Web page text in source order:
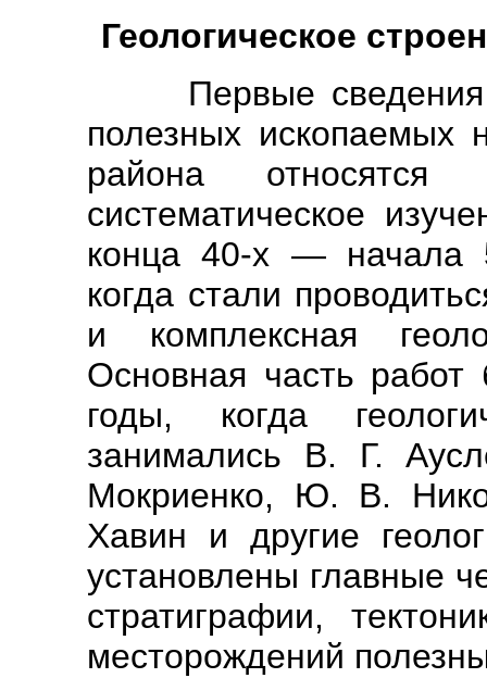
Геологическое
Первые сведения о
полезных ископаемых
района
систематическое
конца 40-х — начала
когда стали
и комплексная
Основная часть
годы, когда
занимались В. Г.
Мокриенко, Ю. В.
Хавин и другие
установлены главные
стратиграфии,
месторождений